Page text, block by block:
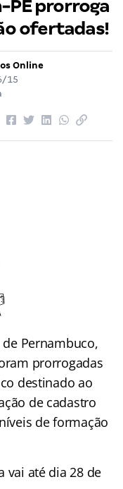
PE prorroga
ofertadas!
Online
15
Pernambuco,
prorrogadas
destinado ao
de cadastro
de formação
vai até dia 28 de